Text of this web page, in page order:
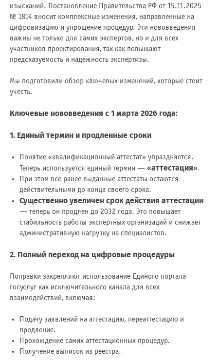
изысканий. Постановление Правительства РФ от 15.11.2025
№ 1814 вносит комплексные изменения, направленные на
цифровизацию и упрощение процедур. Эти нововведения
важны не только для самих экспертов, но и для всех
участников проектирования, так как повышают
предсказуемость и надежность экспертизы.
Мы подготовили обзор ключевых изменений, которые стоит
учесть.
Ключевые нововведения с 1 марта 2026 года:
1. Единый термин и продленные сроки
Понятие «квалификационный аттестат» упраздняется.
Теперь используется единый термин — «аттестация».
При этом все ранее выданные аттестаты остаются
действительными до конца своего срока.
Существенно увеличен срок действия аттестации
— теперь он продлен до 2032 года. Это повышает
стабильность работы экспертных организаций и снижает
административную нагрузку на специалистов.
2. Полный переход на цифровые процедуры
Поправки закрепляют использование Единого портала
госуслуг как исключительного канала для всех
взаимодействий, включая:
Подачу заявлений на аттестацию, переаттестацию и
продление.
Прохождение самих аттестационных процедур.
Получение выписок из реестра.